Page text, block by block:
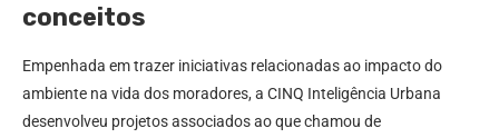
conceitos
Empenhada em trazer iniciativas relacionadas ao impacto do
ambiente na vida dos moradores, a CINQ Inteligência Urbana
desenvolveu projetos associados ao que chamou de